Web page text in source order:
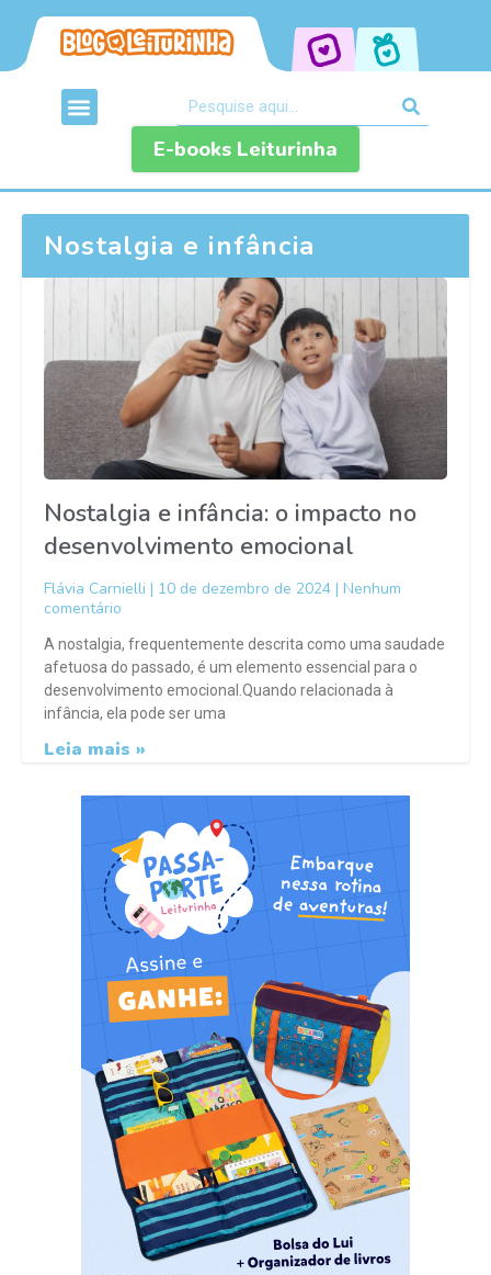
E-books Leiturinha
Nostalgia e infância
Nostalgia e infância: o impacto no
desenvolvimento emocional
Flávia Carnielli 10 de dezembro de 2024
Nenhum
comentário
A nostalgia, frequentemente descrita como uma saudade
afetuosa do passado, é um elemento essencial para o
desenvolvimento emocional.Quando relacionada à
infância, ela pode ser uma
Leia mais »